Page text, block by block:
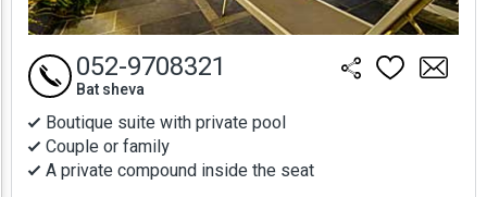
Boutique suite with private pool
Couple or family
A private compound inside the seat
052-9708321
Bat sheva